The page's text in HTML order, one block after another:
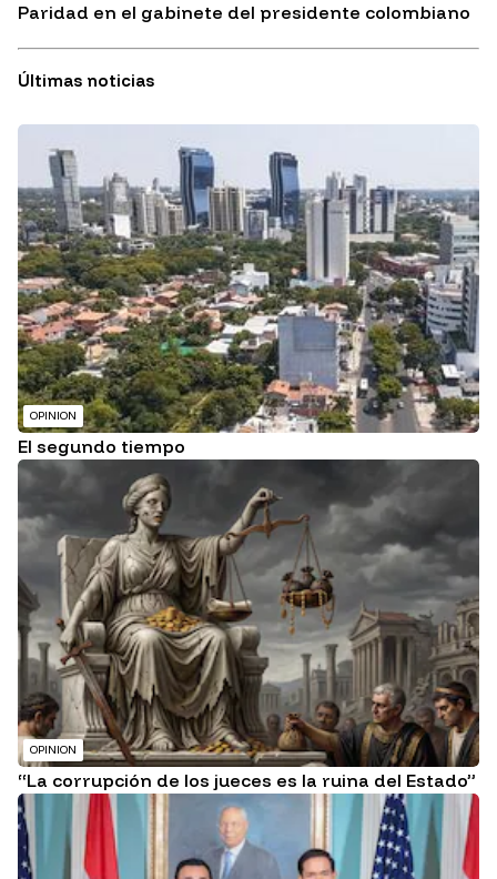
Paridad en el gabinete del presidente colombiano
Últimas noticias
OPINION
El segundo tiempo
OPINION
“La corrupción de los jueces es la ruina del Estado”